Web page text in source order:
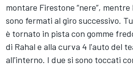
montare Firestone “nere”, mentre
sono fermati al giro successivo.
è tornato in pista con gomme
di Rahal e alla curva 4 l'auto del
all'interno. I due si sono toccati